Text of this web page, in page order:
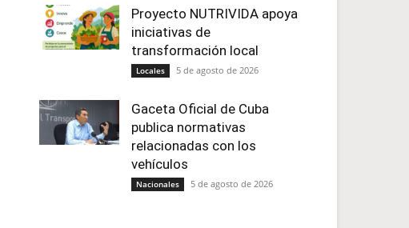
Proyecto NUTRIVIDA apoya
iniciativas de
transformación local
Locales 5 de agosto de 2026
Gaceta Oficial de Cuba
publica normativas
relacionadas con los
vehículos
Nacionales 5 de agosto de 2026